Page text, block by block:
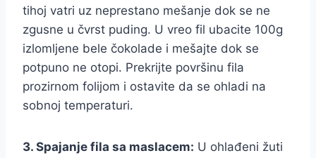
tihoj vatri uz neprestano mešanje dok se ne
zgusne u čvrst puding. U vreo fil ubacite 100g
izlomljene bele čokolade i mešajte dok se
potpuno ne otopi. Prekrijte površinu fila
prozirnom folijom i ostavite da se ohladi na
sobnoj temperaturi.
3. Spajanje fila sa maslacem: U ohlađeni žuti